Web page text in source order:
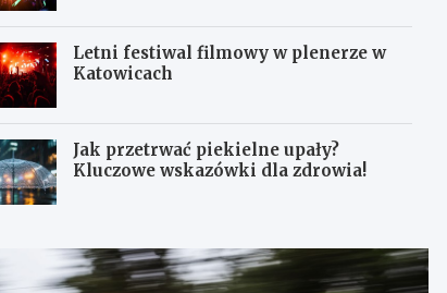
Letni festiwal filmowy w plenerze w
Katowicach
Jak przetrwać piekielne upały?
Kluczowe wskazówki dla zdrowia!